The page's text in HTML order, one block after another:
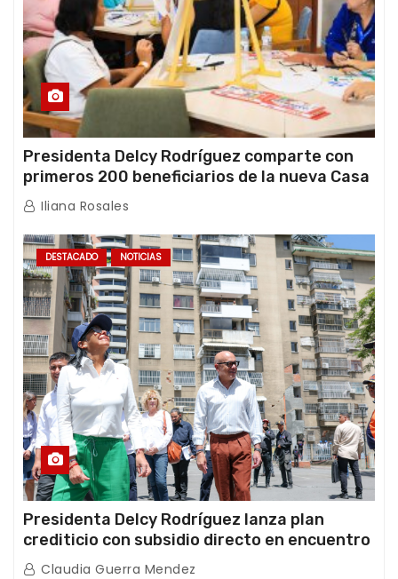
Presidenta Delcy Rodríguez comparte con
primeros 200 beneficiarios de la nueva Casa
de los Abuelos “La Primavera” en Caracas
Iliana Rosales
DESTACADO NOTICIAS
Presidenta Delcy Rodríguez lanza plan
crediticio con subsidio directo en encuentro
con Juntas de Condominio
Claudia Guerra Mendez